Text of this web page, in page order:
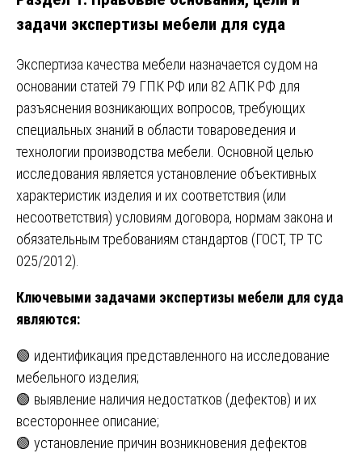
задачи экспертизы мебели для суда
Экспертиза качества мебели назначается судом на
основании статей 79 ГПК РФ или 82 АПК РФ для
разъяснения возникающих вопросов, требующих
специальных знаний в области товароведения и
технологии производства мебели. Основной целью
исследования является установление объективных
характеристик изделия и их соответствия (или
несоответствия) условиям договора, нормам закона и
обязательным требованиям стандартов (ГОСТ, ТР ТС
025/2012).
Ключевыми задачами экспертизы мебели для суда
являются:
🟢 идентификация представленного на исследование
мебельного изделия;
🟢 выявление наличия недостатков (дефектов) и их
всестороннее описание;
🟢 установление причин возникновения дефектов